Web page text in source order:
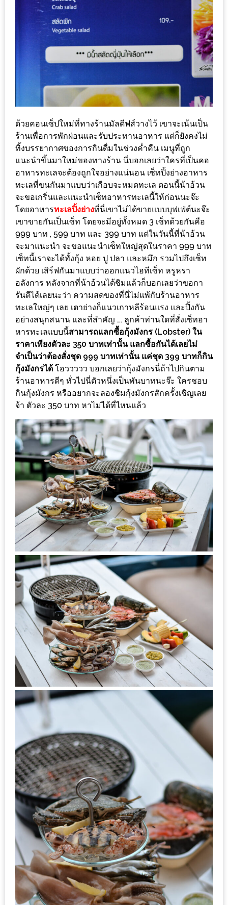
ชาติ
2557
ร้าน
หมู
กระทะ
ทั่ว
เชียงใหม่
TOP30
ราคา
ไม่
เกิน
200
บาท
รีวิว
กับ
วงใน
แจก
ฟรี
LINE
GIFTCODE!
ลายแทง
ความ
อร่อย
ทั่ว
เชียงใหม่
ลุ้น
บัตร
รับ
ประทาน
บุฟเฟ่ต์
ฟรี
ที่
LE
CRYSTAL
เชียงใหม่
ฟรี
2
ท่าน
ลุ้น
รับ
GIFT
VOUCHER
ประทาน
อาหาร
1,000
บาท
ฟรี
3
รางวัล
วัน
แม่
สุด
พิเศษ
โปร
โม
ชั่น
ด้วยคอนเซ็ปใหม่ที่ทางร้านมัลดีฟส์วางไว้ เขาจะเน้นเป็น
ร้านเพื่อการพักผ่อนและรับประทานอาหาร แต่ก็ยังคงไม่
ทิ้งบรรยากาศของการกินดื่มในช่วงค่ำคืน เมนูที่ถูก
แนะนำขึ้นมาใหม่ของทางร้าน นี่บอกเลยว่าใครที่เป็นคอ
อาหารทะเลจะต้องถูกใจอย่างแน่นอน เซ็ทปิ้งย่างอาหาร
ทะเลที่ขนกันมาแบบว่าเกือบจะหมดทะเล ตอนนี้น้าอ้วน
จะขอเกริ่นและแนะนำเซ็ทอาหารทะเลนี้ให้ก่อนนะจ๊ะ
โดยอาหารทะเลปิ้งย่างที่นี่เขาไม่ได้ขายแบบบุฟเฟ่ต์นะจ๊ะ
เขาขายกันเป็นเซ็ท โดยจะมีอยู่ทั้งหมด 3 เซ็ทด้วยกันคือ
999 บาท , 599 บาท และ 399 บาท แต่ในวันนี้ที่น้าอ้วน
จะมาแนะนำ จะขอแนะนำเซ็ทใหญ่สุดในราคา 999 บาท
เซ็ทนี้เราจะได้ทั้งกุ้ง หอย ปู ปลา และหมึก รวมไปถึงเซ็ท
ผักด้วย เสิร์ฟกันมาแบบว่าออกแนวไฮทีเซ็ท หรูหรา
อลังการ หลังจากที่น้าอ้วนได้ชิมแล้วก็บอกเลยว่าขอกา
รันตีได้เลยนะว่า ความสดของที่นี่ไม่แพ้กับร้านอาหาร
ทะเลใหญ่ๆ เลย เตาย่างก็แนวเกาหลีร้อนแรง และปิ้งกัน
อย่างสนุกสนาน และที่สำคัญ …. ลูกค้าท่านใดที่สั่งเซ็ทอา
หารทะเลแบบนี้สามารถแลกซื้อกุ้งมังกร (Lobster) ใน
ราคาเพียงตัวละ 350 บาทเท่านั้น แลกซื้อกันได้เลยไม่
จำเป็นว่าต้องสั่งชุด 999 บาทเท่านั้น แค่ชุด 399 บาทก็กิน
กุ้งมังกรได้ โอววววว บอกเลยว่ากุ้งมังกรนี่ถ้าไปกินตาม
ร้านอาหารดีๆ ทั่วไปนี่ตัวหนึ่งเป็นพันบาทนะจ๊ะ ใครชอบ
กินกุ้งมังกร หรืออยากจะลองชิมกุ้งมังกรสักครั้งเชิญเลย
จ้า ตัวละ 350 บาท หาไม่ได้ที่ไหนแล้ว